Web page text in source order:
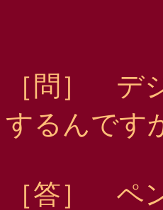
［問］ デ
するんです
［答］ ペ